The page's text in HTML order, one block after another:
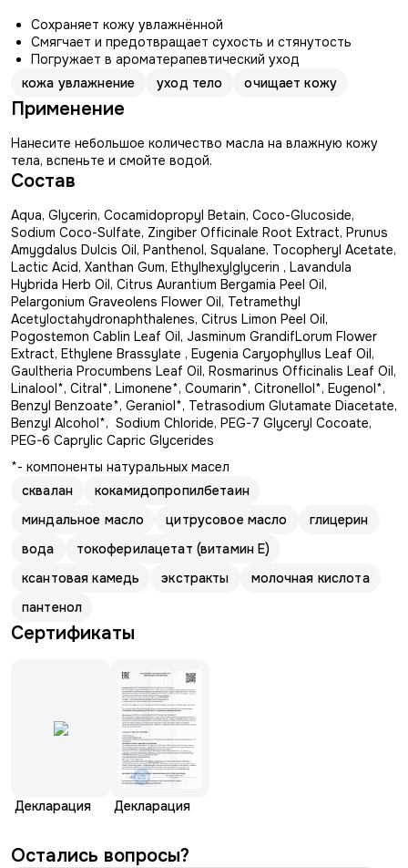
Сохраняет кожу увлажнённой
Смягчает и предотвращает сухость и стянутость
Погружает в ароматерапевтический уход
кожа увлажнение
уход тело очищает кожу
Применение
Нанесите небольшое количество масла на влажную кожу
тела, вспеньте и смойте водой.
Состав
Aqua, Glycerin, Cocamidopropyl Betain, Coco-Glucoside,
Sodium Coco-Sulfate, Zingiber Officinale Root Extract, Prunus
Amygdalus Dulcis Oil, Panthenol, Squalane, Tocopheryl Acetate,
Lactic Acid, Xanthan Gum, Ethylhexylglycerin , Lavandula
Hybrida Herb Oil, Citrus Aurantium Bergamia Peel Oil,
Pelargonium Graveolens Flower Oil, Tetramethyl
Acetyloctahydronaphthalenes, Citrus Limon Peel Oil,
Pogostemon Cablin Leaf Oil, Jasminum GrandifLorum Flower
Extract, Ethylene Brassylate , Eugenia Caryophyllus Leaf Oil,
Gaultheria Procumbens Leaf Oil, Rosmarinus Officinalis Leaf Oil,
Linalool*, Citral*, Limonene*, Coumarin*, Citronellol*, Eugenol*,
Benzyl Benzoate*, Geraniol*, Tetrasodium Glutamate Diacetate,
Benzyl Alcohol*, Sodium Chloride, PEG-7 Glyceryl Cocoate,
PEG-6 Caprylic Capric Glycerides
*- компоненты натуральных масел
сквалан
кокамидопропилбетаин
миндальное масло
цитрусовое масло
глицерин
вода
токоферилацетат (витамин Е)
ксантовая камедь
экстракты
молочная кислота
пантенол
Сертификаты
Декларация Декларация
Остались вопросы?